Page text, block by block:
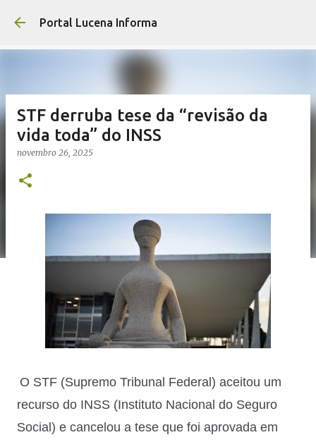
Portal Lucena Informa
STF derruba tese da “revisão da
vida toda” do INSS
novembro 26, 2025
O STF (Supremo Tribunal Federal) aceitou um
recurso do INSS (Instituto Nacional do Seguro
Social) e cancelou a tese que foi aprovada em